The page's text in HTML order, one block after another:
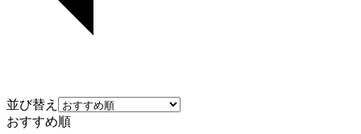
並び替え
おすすめ順